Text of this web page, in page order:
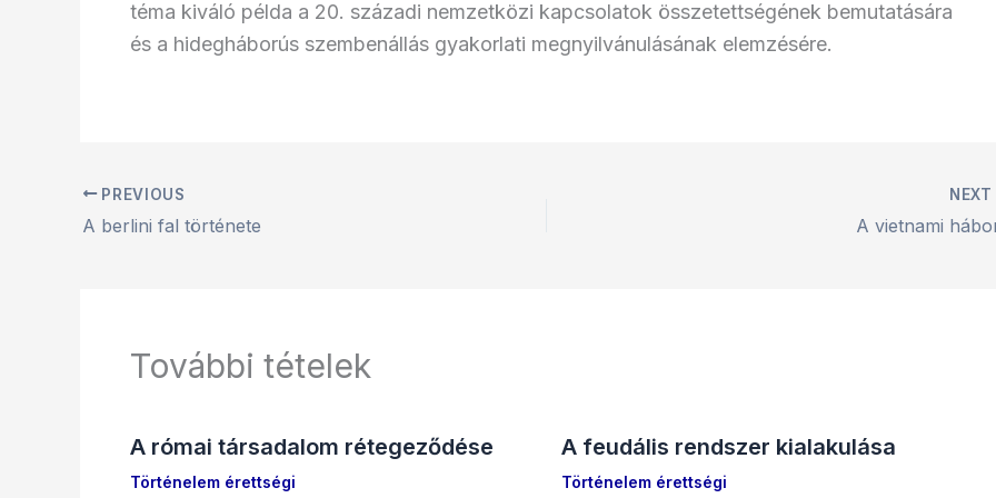
téma kiváló példa a 20. századi nemzetközi kapcsolatok összetettségének bemutatására
és a hidegháborús szembenállás gyakorlati megnyilvánulásának elemzésére.
PREVIOUS
A berlini fal története
NEXT
A vietnami
További tételek
A római társadalom rétegeződése
Történelem érettségi
A feudális rendszer kialakulása
Történelem érettségi